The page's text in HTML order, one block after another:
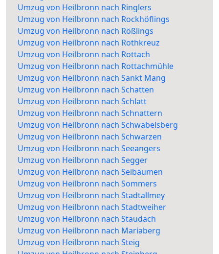
Umzug von Heilbronn nach Ringlers
Umzug von Heilbronn nach Rockhöflings
Umzug von Heilbronn nach Rößlings
Umzug von Heilbronn nach Rothkreuz
Umzug von Heilbronn nach Rottach
Umzug von Heilbronn nach Rottachmühle
Umzug von Heilbronn nach Sankt Mang
Umzug von Heilbronn nach Schatten
Umzug von Heilbronn nach Schlatt
Umzug von Heilbronn nach Schnattern
Umzug von Heilbronn nach Schwabelsberg
Umzug von Heilbronn nach Schwarzen
Umzug von Heilbronn nach Seeangers
Umzug von Heilbronn nach Segger
Umzug von Heilbronn nach Seibäumen
Umzug von Heilbronn nach Sommers
Umzug von Heilbronn nach Stadtallmey
Umzug von Heilbronn nach Stadtweiher
Umzug von Heilbronn nach Staudach
Umzug von Heilbronn nach Mariaberg
Umzug von Heilbronn nach Steig